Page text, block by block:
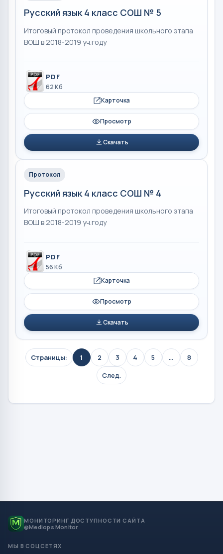
Русский язык 4 класс СОШ № 5
Итоговый протокол проведения школьного этапа
ВОШ в 2018-2019 уч.году
PDF
62 Кб
Карточка
Просмотр
Скачать
Протокол
Русский язык 4 класс СОШ № 4
Итоговый протокол проведения школьного этапа
ВОШ в 2018-2019 уч.году
PDF
56 Кб
Карточка
Просмотр
Скачать
Страницы: 1 2 3 4 5 ...
8
След.
МОНИТОРИНГ ДОСТУПНОСТИ САЙТА
@Mediops Monitor
МЫ В СОЦСЕТЯХ